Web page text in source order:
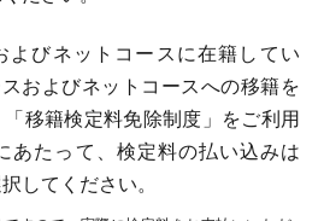
よびネットコースに在籍してい
およびネットコースへの移籍を
移籍検定料免除制度」をご利用
あたって、検定料の払い込みは
してください。